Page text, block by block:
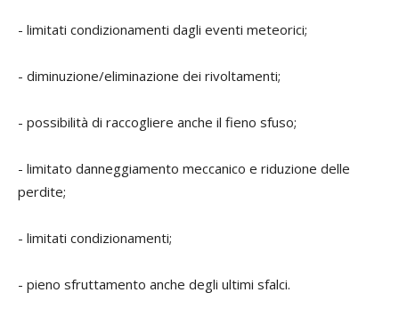
- limitati condizionamenti dagli eventi meteorici;
- diminuzione/eliminazione dei rivoltamenti;
- possibilità di raccogliere anche il fieno sfuso;
- limitato danneggiamento meccanico e riduzione delle
perdite;
- limitati condizionamenti;
- pieno sfruttamento anche degli ultimi sfalci.